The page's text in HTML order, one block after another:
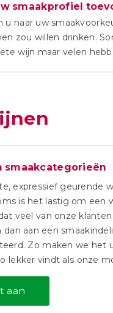
smaakprofiel
u naar uw
zou willen drinken.
wijn maar velen
smaakcategorieën
expressief geurende
is het lastig om een
veel van onze
aan een
Zo maken we het
lekker vindt als onze
aan